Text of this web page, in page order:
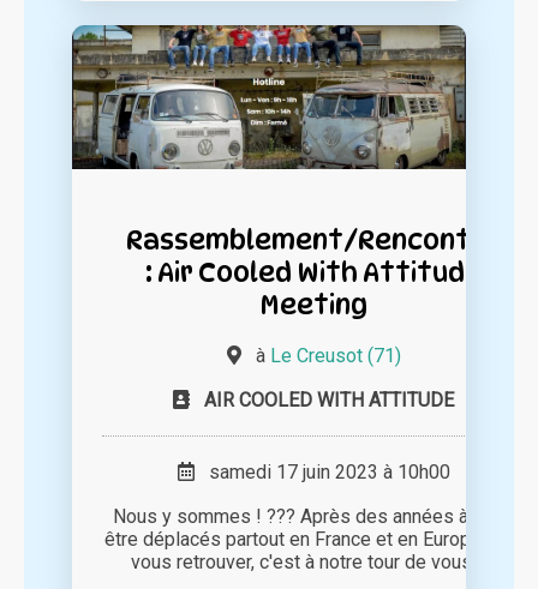
Rassemblement/Rencontre
: Air Cooled With Attitude
Meeting
à Le Creusot (71)
AIR COOLED WITH ATTITUDE
samedi 17 juin 2023 à 10h00
Nous y sommes ! ??? Après des années à nous
être déplacés partout en France et en Europe pour
vous retrouver, c'est à notre tour de vous [...]